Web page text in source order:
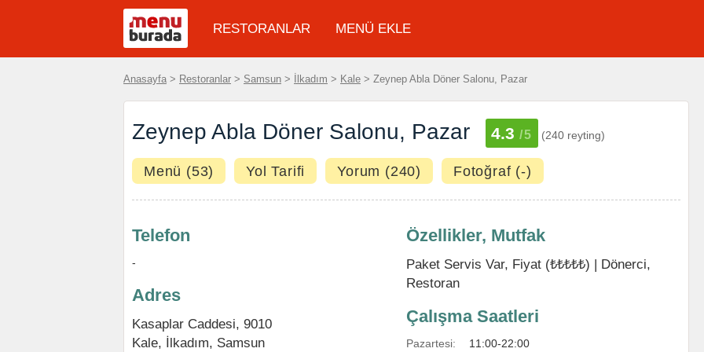
RESTORANLAR MENÜ EKLE
Anasayfa > Restoranlar > Samsun > İlkadım > Kale > Zeynep Abla Döner Salonu, Pazar
Zeynep Abla Döner Salonu, Pazar 4.3 /5 (240 reyting)
Menü (53) Yol Tarifi Yorum (240) Fotoğraf (-)
Telefon
-
Adres
Kasaplar Caddesi, 9010
Kale, İlkadım, Samsun
Özellikler, Mutfak
Paket Servis Var, Fiyat (₺₺₺₺₺) | Dönerci,
Restoran
Çalışma Saatleri
Pazartesi:
11:00-22:00